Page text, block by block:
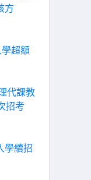
方
超額
代課教
招考
學續招